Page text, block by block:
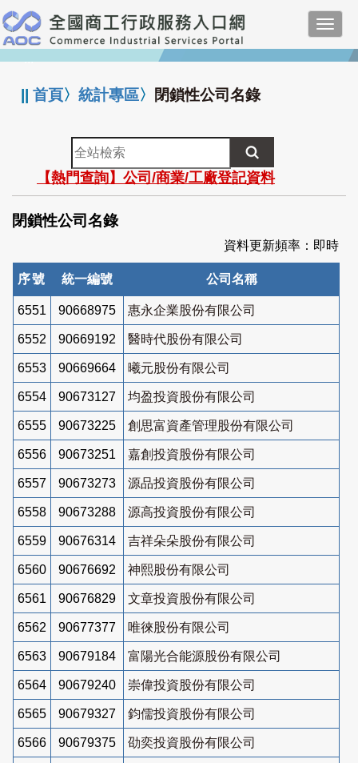
跳
到
主
要
:::
||首頁〉統計專區〉 閉鎖性公司名錄
全
站
檢
索
【熱門查詢】公司/商業/工廠登記資料
閉鎖性公司名錄
資料更新頻率：即時
序號 統一編號 公司名稱
6551 90668975 惠永企業股份有限公司
6552 90669192 醫時代股份有限公司
6553 90669664 曦元股份有限公司
6554 90673127 均盈投資股份有限公司
6555 90673225 創思富資產管理股份有限公司
6556 90673251 嘉創投資股份有限公司
6557 90673273 源品投資股份有限公司
6558 90673288 源高投資股份有限公司
6559 90676314 吉祥朵朵股份有限公司
6560 90676692 神熙股份有限公司
6561 90676829 文章投資股份有限公司
6562 90677377 唯徠股份有限公司
6563 90679184 富陽光合能源股份有限公司
6564 90679240 崇偉投資股份有限公司
6565 90679327 鈞儒投資股份有限公司
6566 90679375 劭奕投資股份有限公司